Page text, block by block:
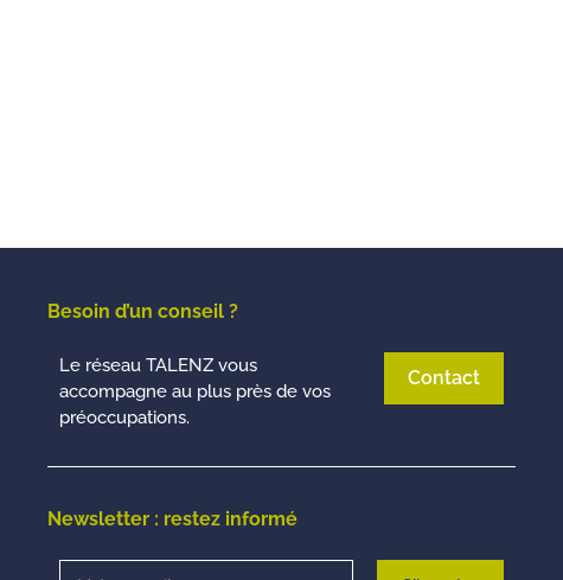
Besoin d’un conseil ?
Le réseau TALENZ vous
accompagne au plus près de vos
préoccupations.
Contact
Newsletter : restez informé